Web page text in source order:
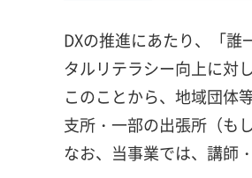
DXの推進にあたり、「
タルリテラシー向上に対
このことから、地域団体
支所・一部の出張所（も
なお、当事業では、講師